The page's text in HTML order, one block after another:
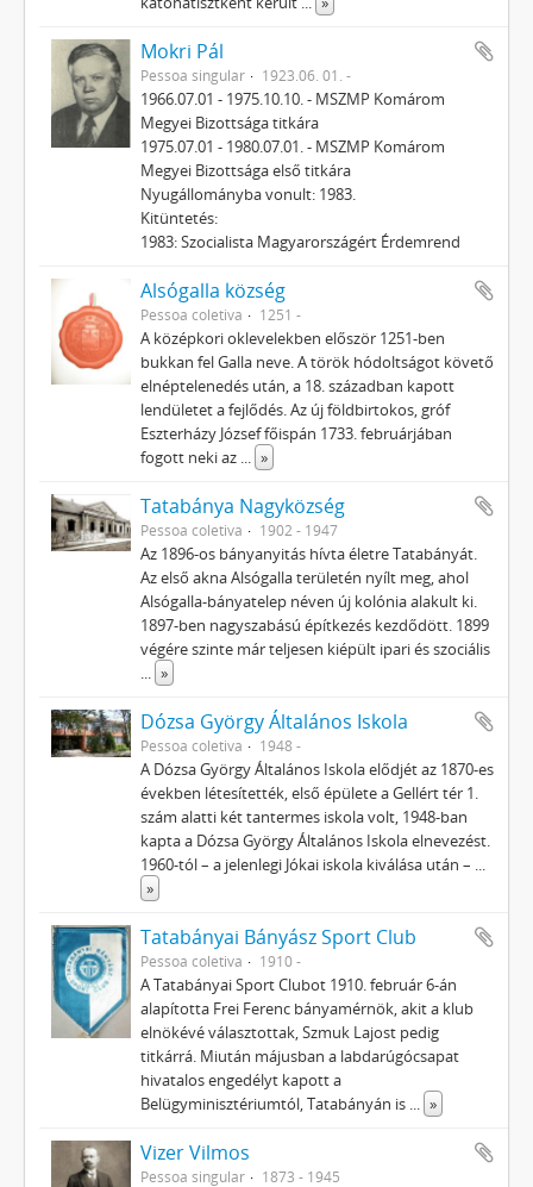
Mokri Pál
Pessoa singular 1923.06. 01. -
1966.07.01 - 1975.10.10. - MSZMP Komárom
Megyei Bizottsága titkára
1975.07.01 - 1980.07.01. - MSZMP Komárom
Megyei Bizottsága első titkára
Nyugállományba vonult: 1983.
Kitüntetés:
1983: Szocialista Magyarországért Érdemrend
Alsógalla község
Pessoa coletiva 1251 -
A középkori oklevelekben először 1251-ben
bukkan fel Galla neve. A török hódoltságot követő
elnéptelenedés után, a 18. században kapott
lendületet a fejlődés. Az új földbirtokos, gróf
Eszterházy József főispán 1733. februárjában
fogott neki az ... »
Tatabánya Nagyközség
Pessoa coletiva 1902 - 1947
Az 1896-os bányanyitás hívta életre Tatabányát.
Az első akna Alsógalla területén nyílt meg, ahol
Alsógalla-bányatelep néven új kolónia alakult ki.
1897-ben nagyszabású építkezés kezdődött. 1899
végére szinte már teljesen kiépült ipari és szociális
... »
Dózsa György Általános Iskola
Pessoa coletiva 1948 -
A Dózsa György Általános Iskola elődjét az 1870-es
években létesítették, első épülete a Gellért tér 1.
szám alatti két tantermes iskola volt, 1948-ban
kapta a Dózsa György Általános Iskola elnevezést.
1960-tól – a jelenlegi Jókai iskola kiválása után – ...
»
Tatabányai Bányász Sport Club
Pessoa coletiva 1910 -
A Tatabányai Sport Clubot 1910. február 6-án
alapította Frei Ferenc bányamérnök, akit a klub
elnökévé választottak, Szmuk Lajost pedig
titkárrá. Miután májusban a labdarúgócsapat
hivatalos engedélyt kapott a
Belügyminisztériumtól, Tatabányán is ... »
Vizer Vilmos
Pessoa singular 1873 - 1945